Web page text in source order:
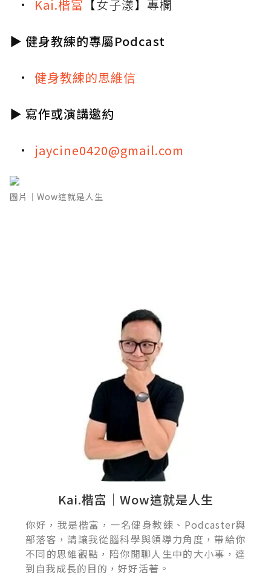
Kai.楷富 【女子漾】專欄
▶ 健身教練的專屬Podcast
健身教練的思維信
▶ 寫作或演講邀約
jaycine0420@gmail.com
圖片｜Wow這就是人生
Kai.楷富｜Wow這就是人生
你好，我是楷富，一名健身教練、Podcaster與
部落客，請讓我從腦科學與領導力角度，帶給你
不同的思維觀點，陪你閒聊人生中的大小事，達
到自我成長的目的，好好活著。